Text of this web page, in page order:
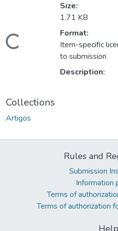
Size:
1.71 KB
Format:
Item-specific
to submission
Description:
Collections
Artigos
Rules and
Submission
Information
Terms of
Terms of authorization